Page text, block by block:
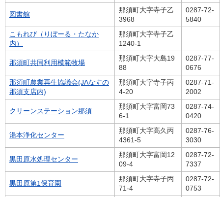
図書館
那須町大字寺子乙
3968
0287-72-
5840
こもれび（りぼーる・たなか
内）
那須町大字寺子乙
1240-1
那須町共同利用模範牧場
那須町大字大島19
88
0287-77-
0676
那須町農業再生協議会(JAなすの
那須支店内)
那須町大字寺子丙
4-20
0287-71-
2002
クリーンステーション那須
那須町大字富岡73
6-1
0287-74-
0420
湯本浄化センター
那須町大字高久丙
4361-5
0287-76-
3030
黒田原水処理センター
那須町大字富岡12
09-4
0287-72-
7337
黒田原第1保育園
那須町大字寺子丙
71-4
0287-72-
0753